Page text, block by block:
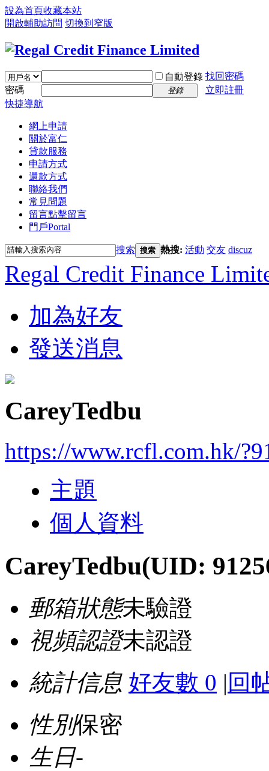
設為首頁收藏本站
開啟輔助訪問 切換到窄版
自動登錄 找回密碼
密碼
登錄
立即註冊
快捷導航
網上申請
關於富仁
貸款服務
申請方式
還款方式
聯絡我們
常見問題
留言點擊留言
門戶Portal
搜索 搜索 熱搜: 活動 交友 discuz
Regal Credit Finance
加為好友
發送消息
CareyTedbu
https://www.rcfl.com.hk/
主題
個人資料
CareyTedbu(UID:
郵箱狀態未驗證
視頻認證未認證
統計信息 好友數 0 | 回
性別保密
生日-